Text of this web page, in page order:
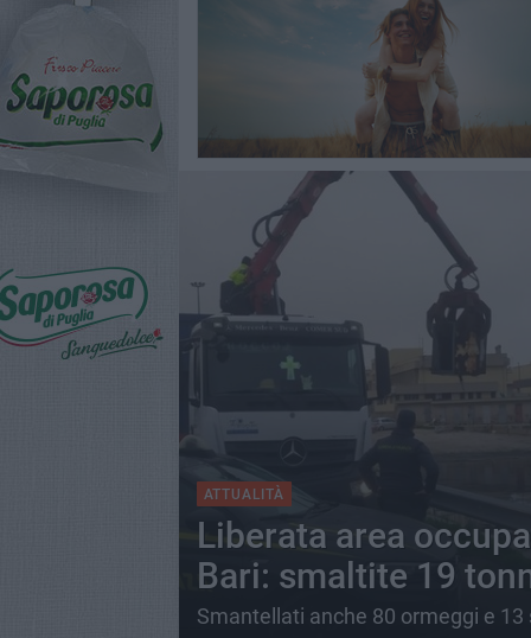
ATTUALITÀ
Liberata area
Bari: smaltite 19
Smantellati anche 80 ormeggi e